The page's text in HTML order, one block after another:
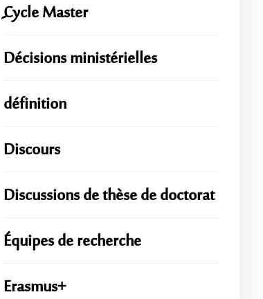
ِِِCycle Master
Décisions ministérielles
définition
Discours
Discussions de thèse de doctorat
Équipes de recherche
Erasmus+